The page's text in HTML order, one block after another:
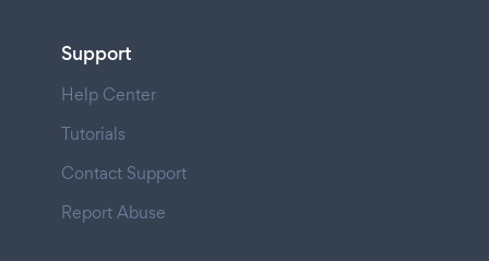
Support
Help Center
Tutorials
Contact Support
Report Abuse